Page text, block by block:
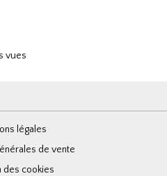
vues
légales
de vente
des cookies